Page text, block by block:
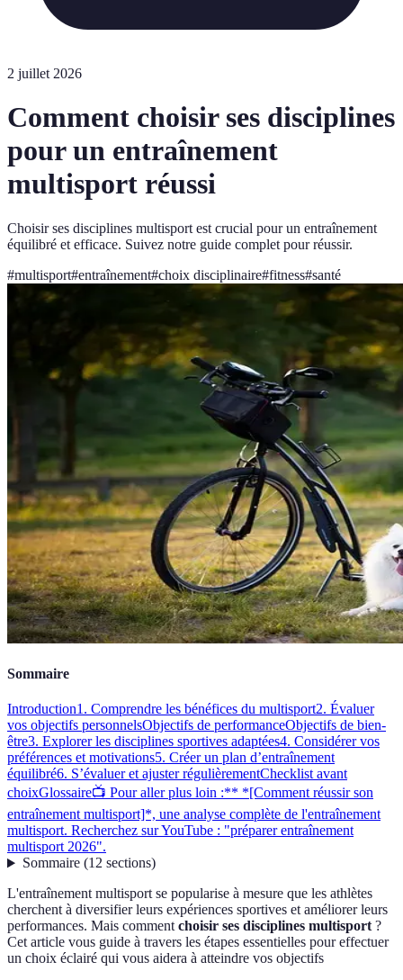
2 juillet 2026
Comment choisir ses disciplines
pour un entraînement
multisport réussi
Choisir ses disciplines multisport est crucial pour un entraînement
équilibré et efficace. Suivez notre guide complet pour réussir.
#multisport#entraînement#choix disciplinaire#fitness#santé
Sommaire
Introduction1. Comprendre les bénéfices du multisport2. Évaluer
vos objectifs personnelsObjectifs de performanceObjectifs de bien-
être3. Explorer les disciplines sportives adaptées4. Considérer vos
préférences et motivations5. Créer un plan d’entraînement
équilibré6. S’évaluer et ajuster régulièrementChecklist avant
choixGlossaire📺 Pour aller plus loin :** *[Comment réussir son
entraînement multisport]*, une analyse complète de l'entraînement
multisport. Recherchez sur YouTube : "préparer entraînement
multisport 2026".
Sommaire(12 sections)
L'entraînement multisport se popularise à mesure que les athlètes
cherchent à diversifier leurs expériences sportives et améliorer leurs
performances. Mais commentchoisir ses disciplines multisport?
Cet article vous guide à travers les étapes essentielles pour effectuer
un choix éclairé qui vous aidera à atteindre vos objectifs